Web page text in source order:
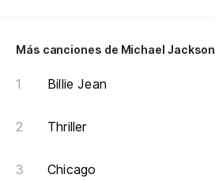
Más canciones de Michael Jackson
Billie Jean
Thriller
Chicago